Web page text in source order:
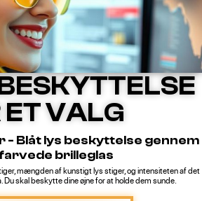
ET VALG
- Blåt lys beskyttelse gennem
brilleglas
mængden af kunstigt lys stiger, og intensiteten af det
skal beskytte dine øjne for at holde dem sunde.